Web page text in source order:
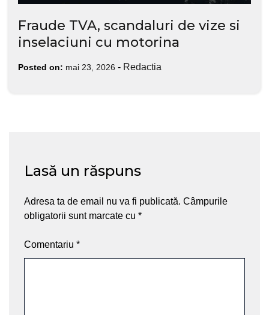
Fraude TVA, scandaluri de vize si
inselaciuni cu motorina
Posted on: mai 23, 2026 - Redactia
Lasă un răspuns
Adresa ta de email nu va fi publicată. Câmpurile
obligatorii sunt marcate cu *
Comentariu *